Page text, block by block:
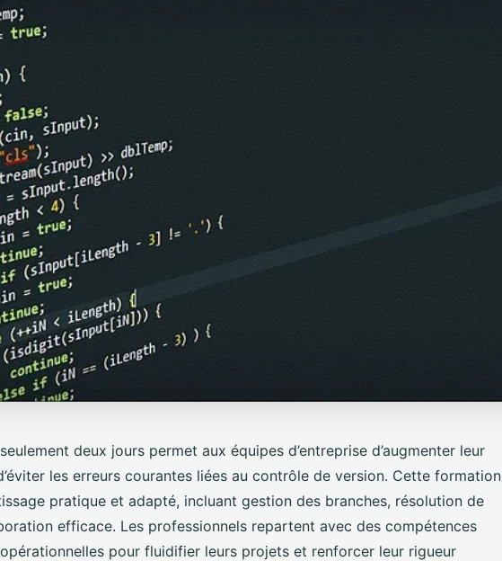
deux jours permet aux équipes d’entreprise d’augmenter leur
les erreurs courantes liées au contrôle de version. Cette formation
pratique et adapté, incluant gestion des branches, résolution de
efficace. Les professionnels repartent avec des compétences
pour fluidifier leurs projets et renforcer leur rigueur